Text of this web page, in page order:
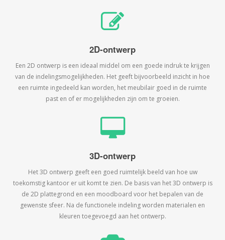
2D-ontwerp
Een 2D ontwerp is een ideaal middel om een goede indruk te krijgen
van de indelingsmogelijkheden. Het geeft bijvoorbeeld inzicht in hoe
een ruimte ingedeeld kan worden, het meubilair goed in de ruimte
past en of er mogelijkheden zijn om te groeien.
3D-ontwerp
Het 3D ontwerp geeft een goed ruimtelijk beeld van hoe uw
toekomstig kantoor er uit komt te zien. De basis van het 3D ontwerp is
de 2D plattegrond en een moodboard voor het bepalen van de
gewenste sfeer. Na de functionele indeling worden materialen en
kleuren toegevoegd aan het ontwerp.